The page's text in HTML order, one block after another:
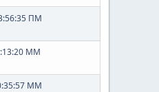
ΠΜ
ΜΜ
ΜΜ